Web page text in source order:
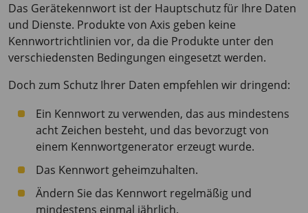
Das Gerätekennwort ist der Hauptschutz für Ihre Daten
und Dienste. Produkte von Axis geben keine
Kennwortrichtlinien vor, da die Produkte unter den
verschiedensten Bedingungen eingesetzt werden.
Doch zum Schutz Ihrer Daten empfehlen wir dringend:
Ein Kennwort zu verwenden, das aus mindestens
acht Zeichen besteht, und das bevorzugt von
einem Kennwortgenerator erzeugt wurde.
Das Kennwort geheimzuhalten.
Ändern Sie das Kennwort regelmäßig und
mindestens einmal jährlich.